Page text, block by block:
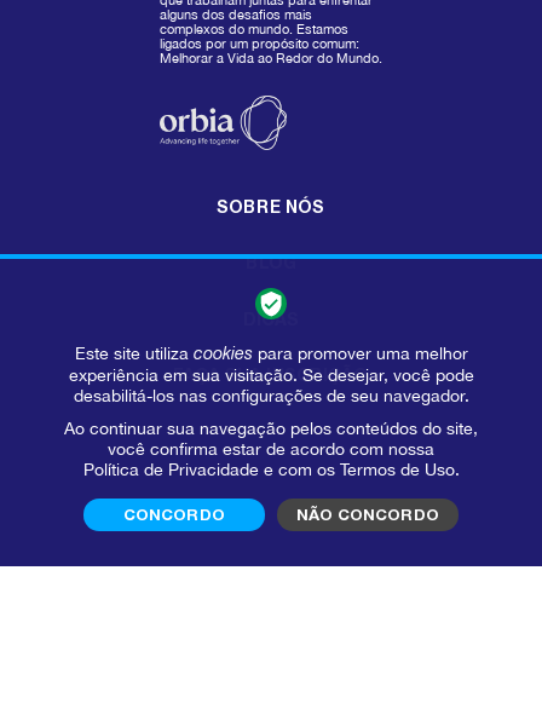
alguns dos desafios mais
complexos do mundo. Estamos
ligados por um propósito comum:
Melhorar a Vida ao Redor do Mundo.
SOBRE NÓS
BLOG
DICAS
FAÇA SUA INSCRIÇÃO
Este site utiliza cookiespara promover uma melhor
experiência em sua visitação. Se desejar, você pode
desabilitá-los nas configurações de seu navegador.
Ao continuar sua navegação pelos conteúdos do site,
você confirma estar de acordo com nossa
Política de Privacidadee com os Termos de Uso.
CONCORDO NÃO CONCORDO